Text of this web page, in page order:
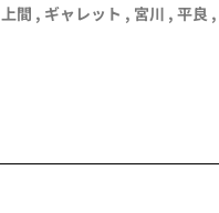
上間 , ギャレット , 宮川 , 平良 ,